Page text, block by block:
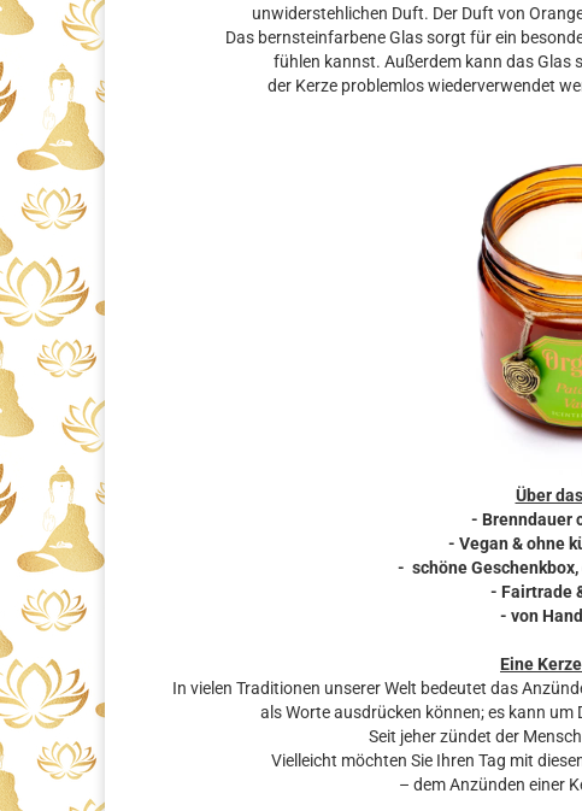
unwiderstehlichen Duft. Der Duft von
Das bernsteinfarbene Glas sorgt für ein
fühlen kannst. Außerdem kann das Glas
der Kerze problemlos wiederverwendet
Über
- Brenndauer
- Vegan & ohne
- schöne
- Fairtrade
- von
Eine
In vielen Traditionen unserer Welt bedeutet das
als Worte ausdrücken können; es kann
Seit jeher zündet der
Vielleicht möchten Sie Ihren Tag mit
– dem Anzünden einer